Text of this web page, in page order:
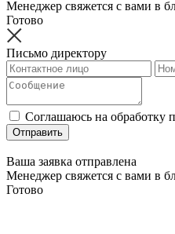
Менеджер свяжется с вами в
Готово
Письмо директору
Соглашаюсь на обработку
Отправить
Ваша заявка отправлена
Менеджер свяжется с вами в
Готово